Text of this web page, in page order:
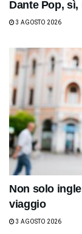
Dante Pop,
3 AGOSTO 2026
Non solo
viaggio
3 AGOSTO 2026